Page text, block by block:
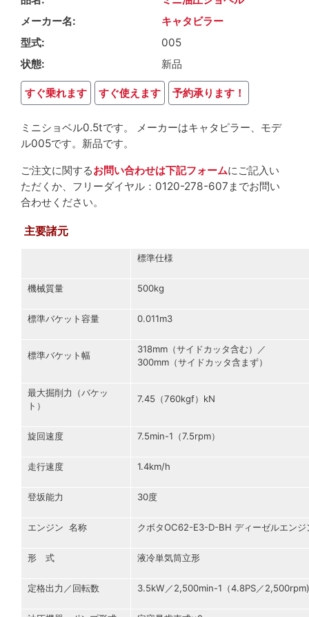
メーカー名
キャタビラー
型式
005
状態
新品
すぐ乗れます すぐ使えます 予約承ります！
ミニショベル0.5tです。 メーカーはキャタピラー、モデ
ル005です。新品です。
ご注文に関するお問い合わせは下記フォームにご記入い
ただくか、フリーダイヤル：0120-278-607までお問い
合わせください。
主要諸元
標準仕様
機械質量 500kg
標準バケット容量 0.011m3
標準バケット幅
318mm（サイドカッタ含む）／
300mm（サイドカッタ含まず）
最大掘削力（バケッ
ト）
7.45（760kgf）kN
旋回速度 7.5min-1（7.5rpm）
走行速度 1.4km/h
登坂能力 30度
エンジン 名称 クボタOC62-E3-D-BH ディーゼルエンジ
形 式 液冷単気筒立形
定格出力／回転数 3.5kW／2,500min-1（4.8PS／2,500rpm)